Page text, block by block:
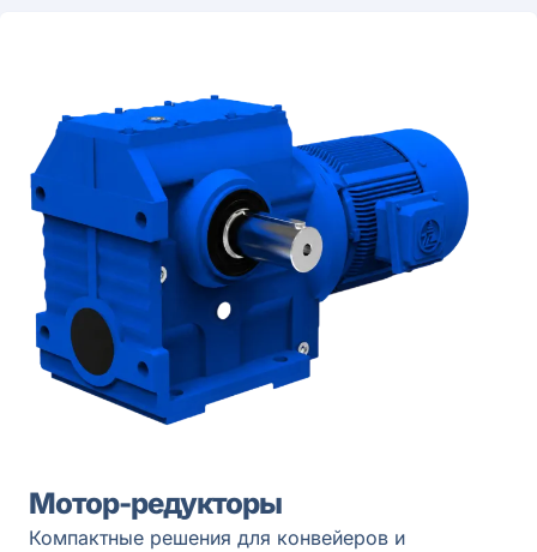
Мотор-редукторы
Компактные решения для конвейеров и